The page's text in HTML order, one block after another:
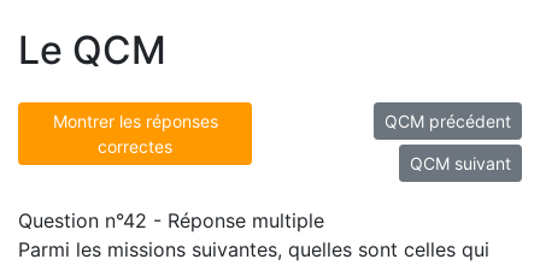
Le QCM
Montrer les réponses
correctes
QCM précédent
QCM suivant
Question n°42 - Réponse multiple
Parmi les missions suivantes, quelles sont celles qui